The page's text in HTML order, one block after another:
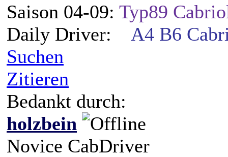
Saison 04-09: Typ89
Daily Driver: A4 B6
Suchen
Zitieren
Bedankt durch:
holzbein
Novice CabDriver